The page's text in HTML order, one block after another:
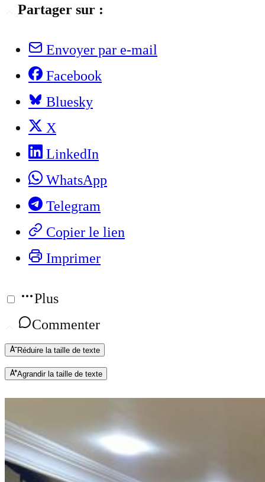
Partager sur :
Envoyer par e-mail
Facebook
Bluesky
X
LinkedIn
WhatsApp
Telegram
Copier le lien
Imprimer
Plus
Commenter
Réduire la taille de texte
Agrandir la taille de texte